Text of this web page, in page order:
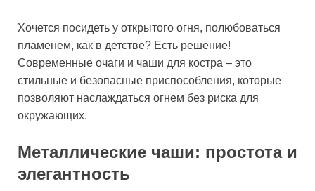
Хочется посидеть у открытого огня, полюбоваться
пламенем, как в детстве? Есть решение!
Современные очаги и чаши для костра – это
стильные и безопасные приспособления, которые
позволяют наслаждаться огнем без риска для
окружающих.
Металлические чаши: простота и
элегантность